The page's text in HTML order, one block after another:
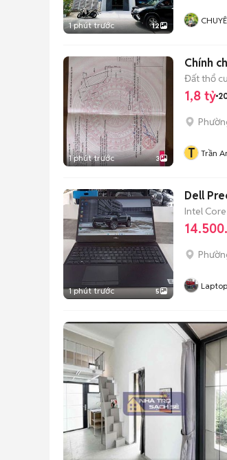
1 phút trước 12
1 phút trước 3
Chính
Đất thổ
1,8 tỷ
T Trần
1 phút trước 5
Dell
Intel